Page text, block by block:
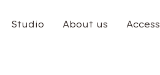
Studio About us Access